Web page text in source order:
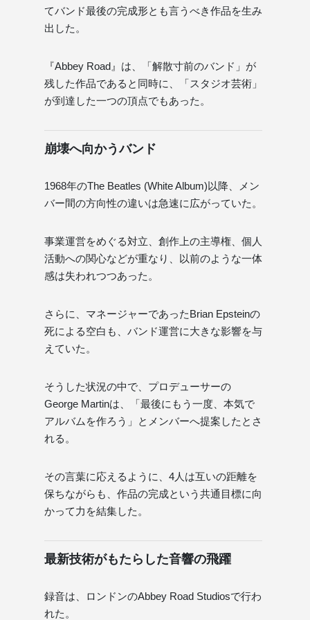
てバンド最後の完成形とも言うべき作品を生み
出した。
『Abbey Road』は、「解散寸前のバンド」が
残した作品であると同時に、「スタジオ芸術」
が到達した一つの頂点でもあった。
崩壊へ向かうバンド
1968年のThe Beatles (White Album)以降、メン
バー間の方向性の違いは急速に広がっていた。
事業運営をめぐる対立、創作上の主導権、個人
活動への関心などが重なり、以前のような一体
感は失われつつあった。
さらに、マネージャーであったBrian Epsteinの
死による空白も、バンド運営に大きな影響を与
えていた。
そうした状況の中で、プロデューサーの
George Martinは、「最後にもう一度、本気で
アルバムを作ろう」とメンバーへ提案したとさ
れる。
その言葉に応えるように、4人は互いの距離を
保ちながらも、作品の完成という共通目標に向
かって力を結集した。
最新技術がもたらした音響の飛躍
録音は、ロンドンのAbbey Road Studiosで行わ
れた。